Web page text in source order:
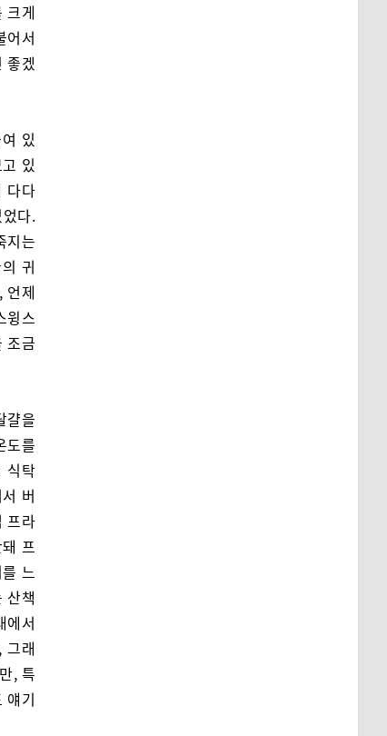
크게
어서
좋겠
있
있
다다
다.
지는
귀
언제
윙스
조금
걀을
도를
식탁
버
프라
프
느
산책
에서
그래
, 특
얘기